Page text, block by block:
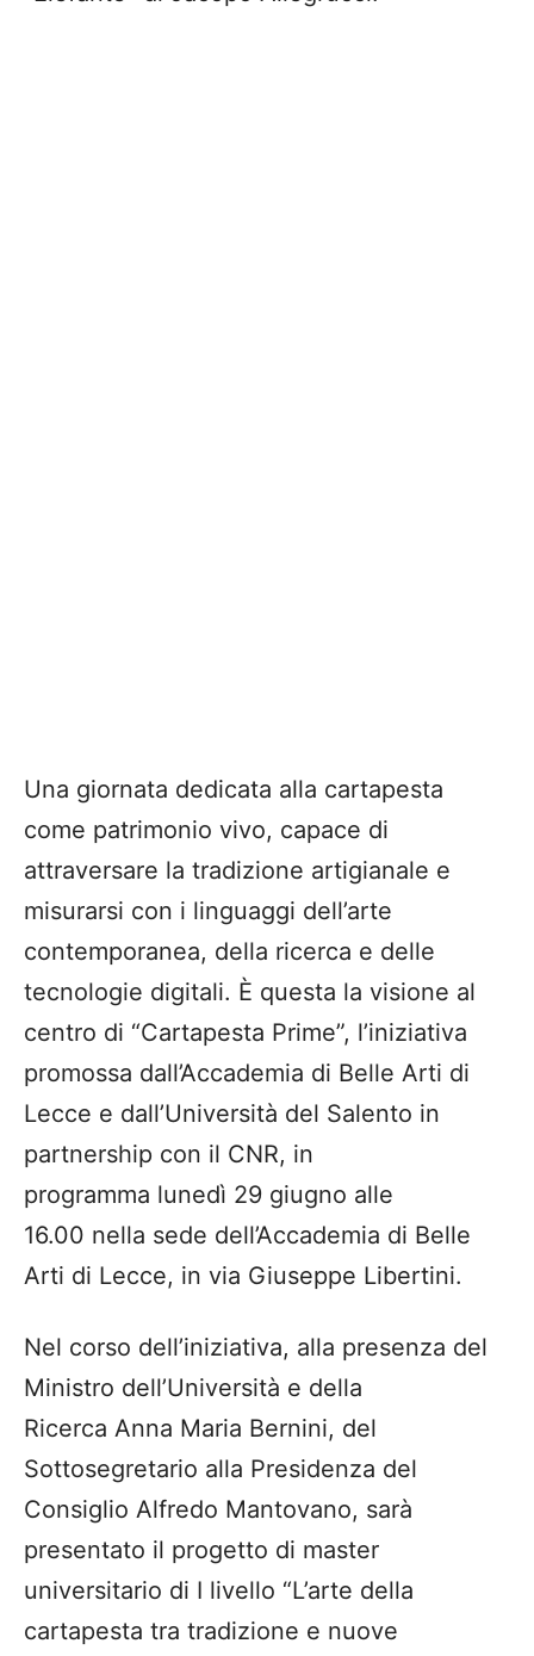
Una giornata dedicata alla cartapesta
come patrimonio vivo, capace di
attraversare la tradizione artigianale e
misurarsi con i linguaggi dell’arte
contemporanea, della ricerca e delle
tecnologie digitali. È questa la visione al
centro di “Cartapesta Prime”, l’iniziativa
promossa dall’Accademia di Belle Arti di
Lecce e dall’Università del Salento in
partnership con il CNR, in
programma lunedì 29 giugno alle
16.00 nella sede dell’Accademia di Belle
Arti di Lecce, in via Giuseppe Libertini.
Nel corso dell’iniziativa, alla presenza del
Ministro dell’Università e della
Ricerca Anna Maria Bernini, del
Sottosegretario alla Presidenza del
Consiglio Alfredo Mantovano, sarà
presentato il progetto di master
universitario di I livello “L’arte della
cartapesta tra tradizione e nuove